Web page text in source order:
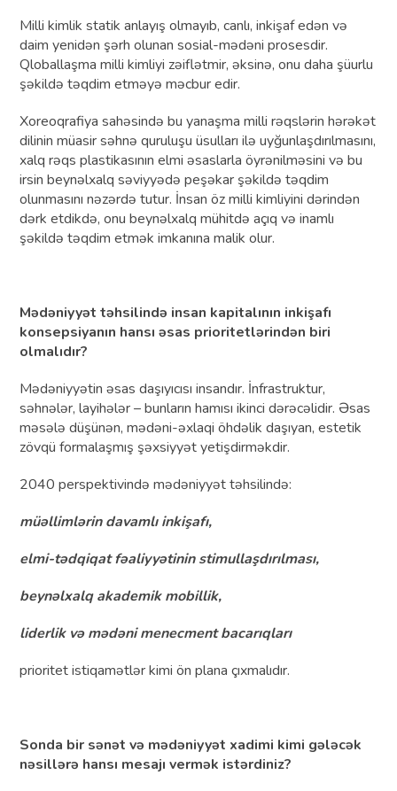
Milli kimlik statik anlayış olmayıb, canlı, inkişaf edən və
daim yenidən şərh olunan sosial-mədəni prosesdir.
Qloballaşma milli kimliyi zəiflətmir, əksinə, onu daha şüurlu
şəkildə təqdim etməyə məcbur edir.
Xoreoqrafiya sahəsində bu yanaşma milli rəqslərin hərəkət
dilinin müasir səhnə quruluşu üsulları ilə uyğunlaşdırılmasını,
xalq rəqs plastikasının elmi əsaslarla öyrənilməsini və bu
irsin beynəlxalq səviyyədə peşəkar şəkildə təqdim
olunmasını nəzərdə tutur. İnsan öz milli kimliyini dərindən
dərk etdikdə, onu beynəlxalq mühitdə açıq və inamlı
şəkildə təqdim etmək imkanına malik olur.
Mədəniyyət təhsilində insan kapitalının inkişafı
konsepsiyanın hansı əsas prioritetlərindən biri
olmalıdır?
Mədəniyyətin əsas daşıyıcısı insandır. İnfrastruktur,
səhnələr, layihələr – bunların hamısı ikinci dərəcəlidir. Əsas
məsələ düşünən, mədəni-əxlaqi öhdəlik daşıyan, estetik
zövqü formalaşmış şəxsiyyət yetişdirməkdir.
2040 perspektivində mədəniyyət təhsilində:
müəllimlərin davamlı inkişafı,
elmi-tədqiqat fəaliyyətinin stimullaşdırılması,
beynəlxalq akademik mobillik,
liderlik və mədəni menecment bacarıqları
prioritet istiqamətlər kimi ön plana çıxmalıdır.
Sonda bir sənət və mədəniyyət xadimi kimi gələcək
nəsillərə hansı mesajı vermək istərdiniz?